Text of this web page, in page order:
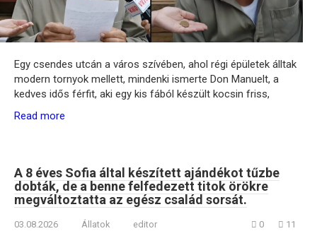
Egy csendes utcán a város szívében, ahol régi épületek álltak
modern tornyok mellett, mindenki ismerte Don Manuelt, a
kedves idős férfit, aki egy kis fából készült kocsin friss,
Read more
A 8 éves Sofia által készített ajándékot tűzbe
dobták, de a benne felfedezett titok örökre
megváltoztatta az egész család sorsát.
03.08.2026 Állatok editor 0 11